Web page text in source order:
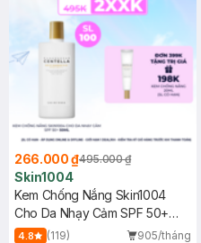
266.000 ₫495.000 ₫
Skin1004
Kem Chống Nắng Skin1004
Cho Da Nhạy Cảm SPF 50+
50ml
4.8 (119)
905/tháng